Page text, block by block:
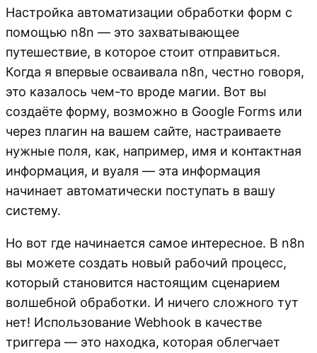
Настройка автоматизации обработки форм с
помощью n8n — это захватывающее
путешествие, в которое стоит отправиться.
Когда я впервые осваивала n8n, честно говоря,
это казалось чем-то вроде магии. Вот вы
создаёте форму, возможно в Google Forms или
через плагин на вашем сайте, настраиваете
нужные поля, как, например, имя и контактная
информация, и вуаля — эта информация
начинает автоматически поступать в вашу
систему.
Но вот где начинается самое интересное. В n8n
вы можете создать новый рабочий процесс,
который становится настоящим сценарием
волшебной обработки. И ничего сложного тут
нет! Использование Webhook в качестве
триггера — это находка, которая облегчает